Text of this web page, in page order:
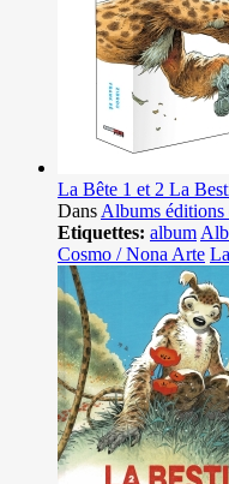
La Bête 1 et 2 La
Dans Albums éditions
Etiquettes: album
Cosmo / Nona Arte